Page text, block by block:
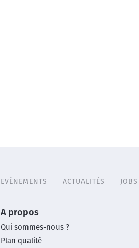
Header
menu
EVÈNEMENTS ACTUALITÉS JOBS
Main
footer
A propos
Qui sommes-nous ?
Plan qualité